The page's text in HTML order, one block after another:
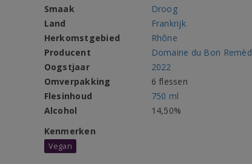
Smaak
Droog
Land
Frankrijk
Herkomstgebied
Rhône
Producent
Domaine du Bon
Oogstjaar
2022
Omverpakking
6 flessen
Flesinhoud
750 ml
Alcohol
14,50%
Kenmerken
Vegan